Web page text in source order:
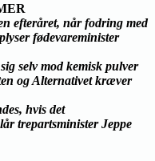
efteråret, når fodring med
fødevareminister
selv mod kemisk pulver
og Alternativet kræver
hvis det
trepartsminister Jeppe